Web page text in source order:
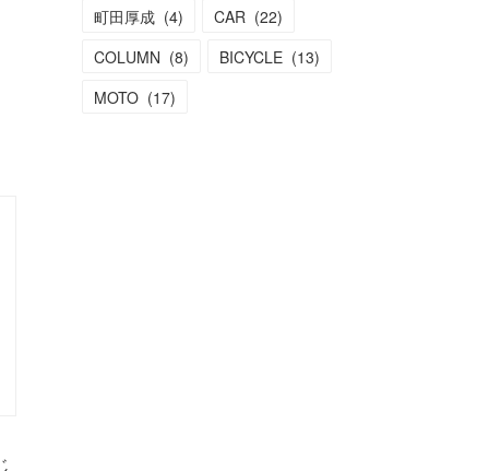
町田厚成 (4) CAR (22)
COLUMN (8) BICYCLE (13)
MOTO (17)